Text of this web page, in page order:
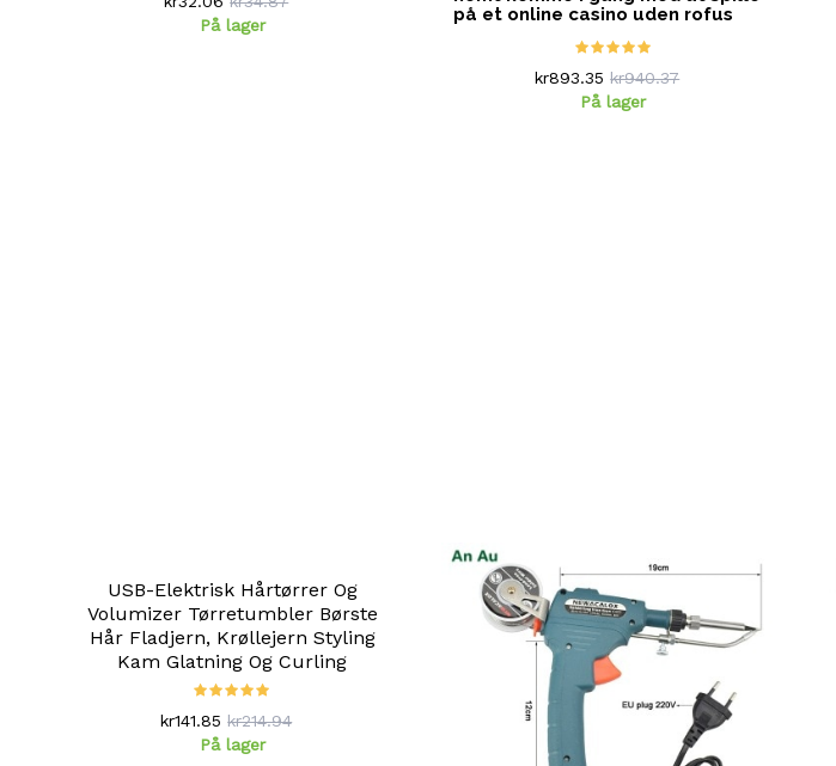
På lager
på et online casino uden rofus
kr893.35kr940.37
På lager
USB-Elektrisk Hårtørrer Og
Volumizer Tørretumbler Børste
Hår Fladjern, Krøllejern Styling
Kam Glatning Og Curling
kr141.85kr214.94
På lager